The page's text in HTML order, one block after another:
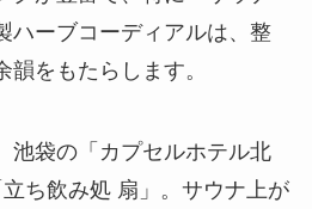
ハーブコーディアルは、整
をもたらします。
池袋の「カプセルホテル北
ち飲み処 扇」。サウナ上が